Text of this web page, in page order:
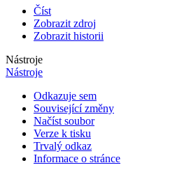
Číst
Zobrazit zdroj
Zobrazit historii
Nástroje
Nástroje
Odkazuje sem
Související změny
Načíst soubor
Verze k tisku
Trvalý odkaz
Informace o stránce